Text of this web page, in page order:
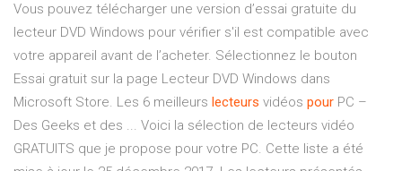
Vous pouvez télécharger une version d’essai gratuite du
lecteur DVD Windows pour vérifier s'il est compatible avec
votre appareil avant de l’acheter. Sélectionnez le bouton
Essai gratuit sur la page Lecteur DVD Windows dans
Microsoft Store. Les 6 meilleurs lecteurs vidéos pour PC –
Des Geeks et des ... Voici la sélection de lecteurs vidéo
GRATUITS que je propose pour votre PC. Cette liste a été